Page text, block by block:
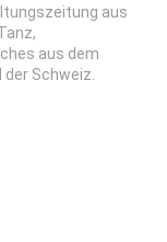
aus
aus dem
der Schweiz.